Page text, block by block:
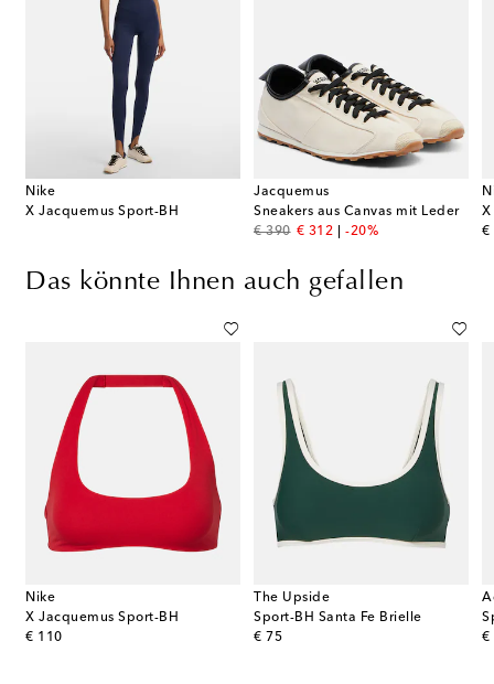
Nike
X Jacquemus Sport-BH
Jacquemus
Sneakers aus Canvas mit Leder
€ 390
original price
€ 312
discount price
-20%
X
€
Das könnte Ihnen auch gefallen
Nike
X Jacquemus Sport-BH
€ 110
original price
The Upside
Sport-BH Santa Fe Brielle
€ 75
original price
€